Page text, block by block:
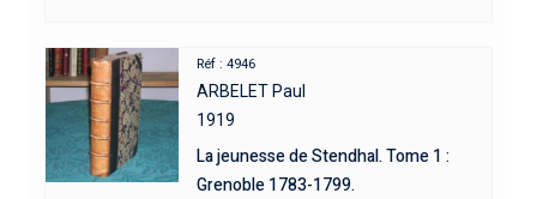
Réf : 4946
ARBELET Paul
1919
La jeunesse de Stendhal. Tome 1 :
Grenoble 1783-1799.